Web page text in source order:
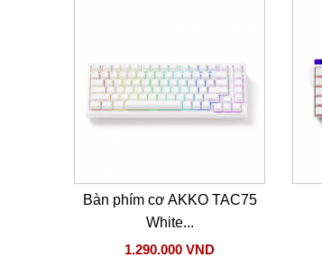
Bàn phím cơ AKKO TAC75
White...
1.290.000 VND